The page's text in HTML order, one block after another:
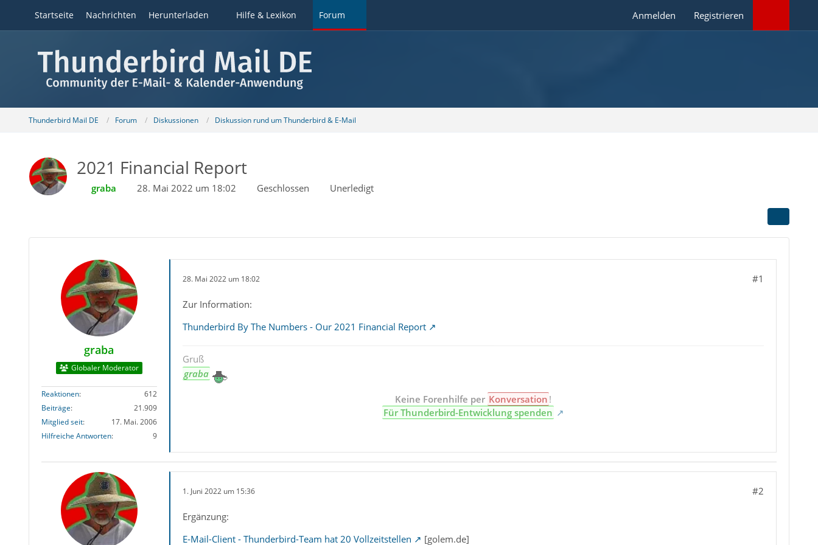
Startseite Nachrichten Herunterladen Hilfe & Lexikon Forum Anmelden Registrieren
Thunderbird Mail DE Forum Diskussionen Diskussion rund um Thunderbird & E-Mail
2021 Financial Report
graba 28. Mai 2022 um 18:02 Geschlossen Unerledigt
graba
Globaler Moderator
Reaktionen
612
Beiträge
21.909
Mitglied seit
17. Mai. 2006
Hilfreiche Antworten
9
28. Mai 2022 um 18:02 #1
Zur Information:
Thunderbird By The Numbers - Our 2021 Financial Report
Gruß
graba
Keine Forenhilfe per Konversation !
Für Thunderbird-Entwicklung spenden
1. Juni 2022 um 15:36 #2
Ergänzung:
E-Mail-Client - Thunderbird-Team hat 20 Vollzeitstellen
[golem.de]